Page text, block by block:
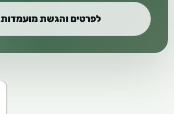
לפרטים והגשת מועמדות